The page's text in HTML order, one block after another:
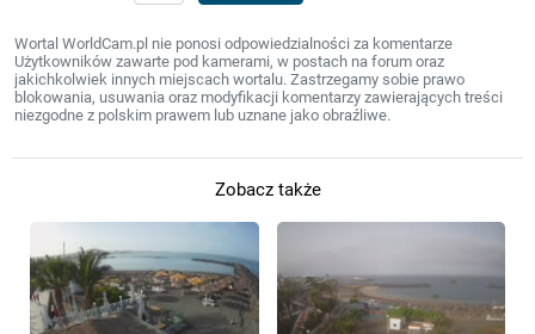
Wortal WorldCam.pl nie ponosi odpowiedzialności za komentarze
Użytkowników zawarte pod kamerami, w postach na forum oraz
jakichkolwiek innych miejscach wortalu. Zastrzegamy sobie prawo
blokowania, usuwania oraz modyfikacji komentarzy zawierających treści
niezgodne z polskim prawem lub uznane jako obraźliwe.
Zobacz także